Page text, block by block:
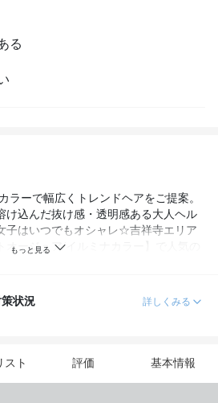
る
ラーで幅広くトレンドヘアをご提案。
け込んだ抜け感・透明感ある大人ヘル
子はいつでもオシャレ☆吉祥寺エリア
オージュア/イルミナカラー】で人気の
状況
詳しくみる
スト 評価 基本情報